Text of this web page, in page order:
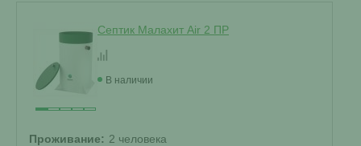
Септик Малахит Air 2 ПР
В наличии
Проживание: 2 человека